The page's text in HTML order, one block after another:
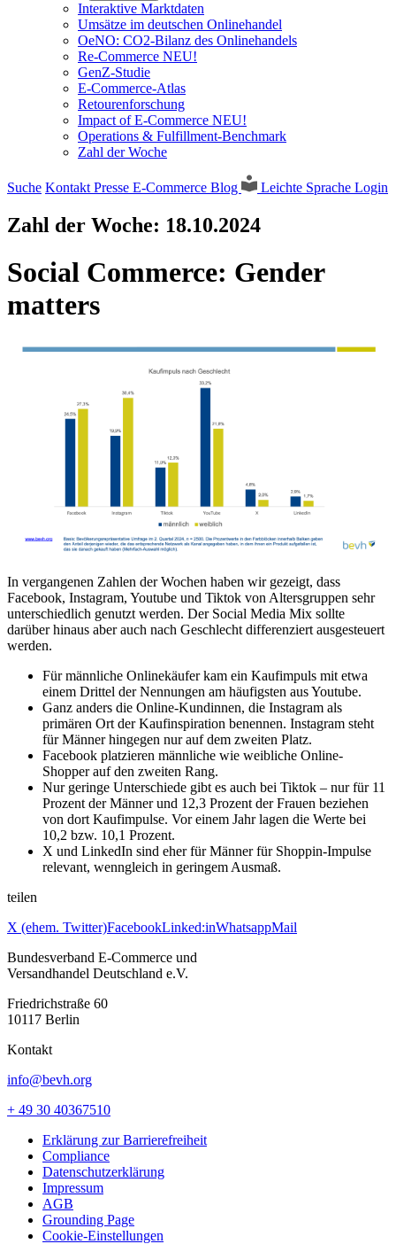
Interaktive Marktdaten
Umsätze im deutschen Onlinehandel
OeNO: CO2-Bilanz des Onlinehandels
Re-Commerce NEU!
GenZ-Studie
E-Commerce-Atlas
Retourenforschung
Impact of E-Commerce NEU!
Operations & Fulfillment-Benchmark
Zahl der Woche
Suche Kontakt Presse E-Commerce Blog Leichte Sprache Login
Zahl der Woche: 18.10.2024
Social Commerce: Gender
matters
In vergangenen Zahlen der Wochen haben wir gezeigt, dass
Facebook, Instagram, Youtube und Tiktok von Altersgruppen sehr
unterschiedlich genutzt werden. Der Social Media Mix sollte
darüber hinaus aber auch nach Geschlecht differenziert ausgesteuert
werden.
Für männliche Onlinekäufer kam ein Kaufimpuls mit etwa
einem Drittel der Nennungen am häufigsten aus Youtube.
Ganz anders die Online-Kundinnen, die Instagram als
primären Ort der Kaufinspiration benennen. Instagram steht
für Männer hingegen nur auf dem zweiten Platz.
Facebook platzieren männliche wie weibliche Online-
Shopper auf den zweiten Rang.
Nur geringe Unterschiede gibt es auch bei Tiktok – nur für 11
Prozent der Männer und 12,3 Prozent der Frauen beziehen
von dort Kaufimpulse. Vor einem Jahr lagen die Werte bei
10,2 bzw. 10,1 Prozent.
X und LinkedIn sind eher für Männer für Shoppin-Impulse
relevant, wenngleich in geringem Ausmaß.
teilen
X (ehem. Twitter)FacebookLinked:inWhatsappMail
Bundesverband E-Commerce und
Versandhandel Deutschland e.V.
Friedrichstraße 60
10117 Berlin
Kontakt
info@bevh.org
+ 49 30 40367510
Erklärung zur Barrierefreiheit
Compliance
Datenschutzerklärung
Impressum
AGB
Grounding Page
Cookie-Einstellungen